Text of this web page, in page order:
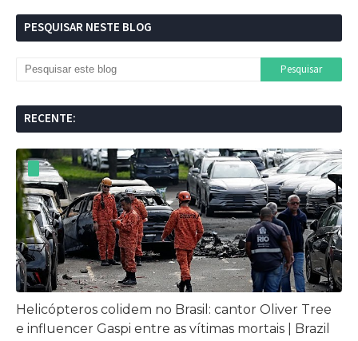
PESQUISAR NESTE BLOG
RECENTE:
Helicópteros colidem no Brasil: cantor Oliver Tree
e influencer Gaspi entre as vítimas mortais | Brazil